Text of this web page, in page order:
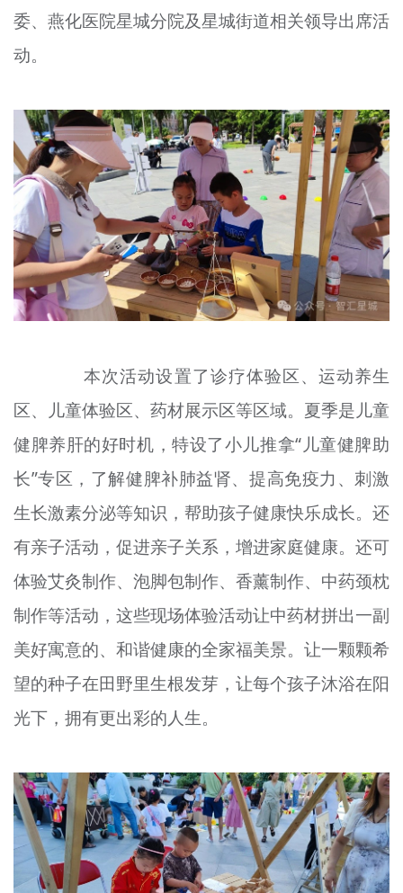
北京宣传文化引导基金
专题
资料库
+
委、燕化医院星城分院及星城街道相关领导出席活
动。
本次活动设置了诊疗体验区、运动养生
区、儿童体验区、药材展示区等区域。夏季是儿童
健脾养肝的好时机，特设了小儿推拿“儿童健脾助
长”专区，了解健脾补肺益肾、提高免疫力、刺激
生长激素分泌等知识，帮助孩子健康快乐成长。还
有亲子活动，促进亲子关系，增进家庭健康。还可
体验艾灸制作、泡脚包制作、香薰制作、中药颈枕
制作等活动，这些现场体验活动让中药材拼出一副
美好寓意的、和谐健康的全家福美景。让一颗颗希
望的种子在田野里生根发芽，让每个孩子沐浴在阳
光下，拥有更出彩的人生。